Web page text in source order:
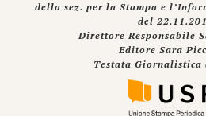
della sez. per la Stampa e
del
Direttore Responsabile
Editore Sara
Testata Giornalistica